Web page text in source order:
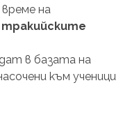
на
в базата на
към ученици